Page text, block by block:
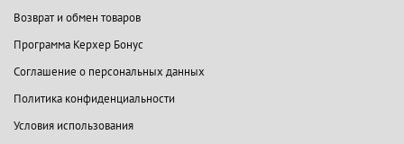
Возврат и обмен товаров
Программа Керхер Бонус
Соглашение о персональных данных
Политика конфиденциальности
Условия использования